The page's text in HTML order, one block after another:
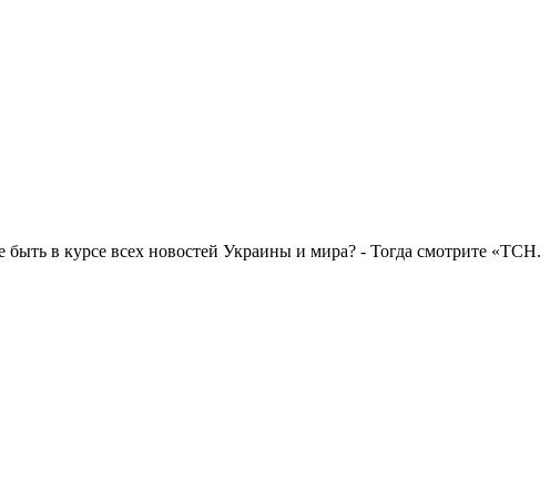
в курсе всех новостей Украины и мира? - Тогда смотрите «ТСН.